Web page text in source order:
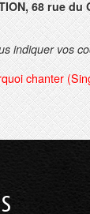
68 rue du
indiquer vos
chanter